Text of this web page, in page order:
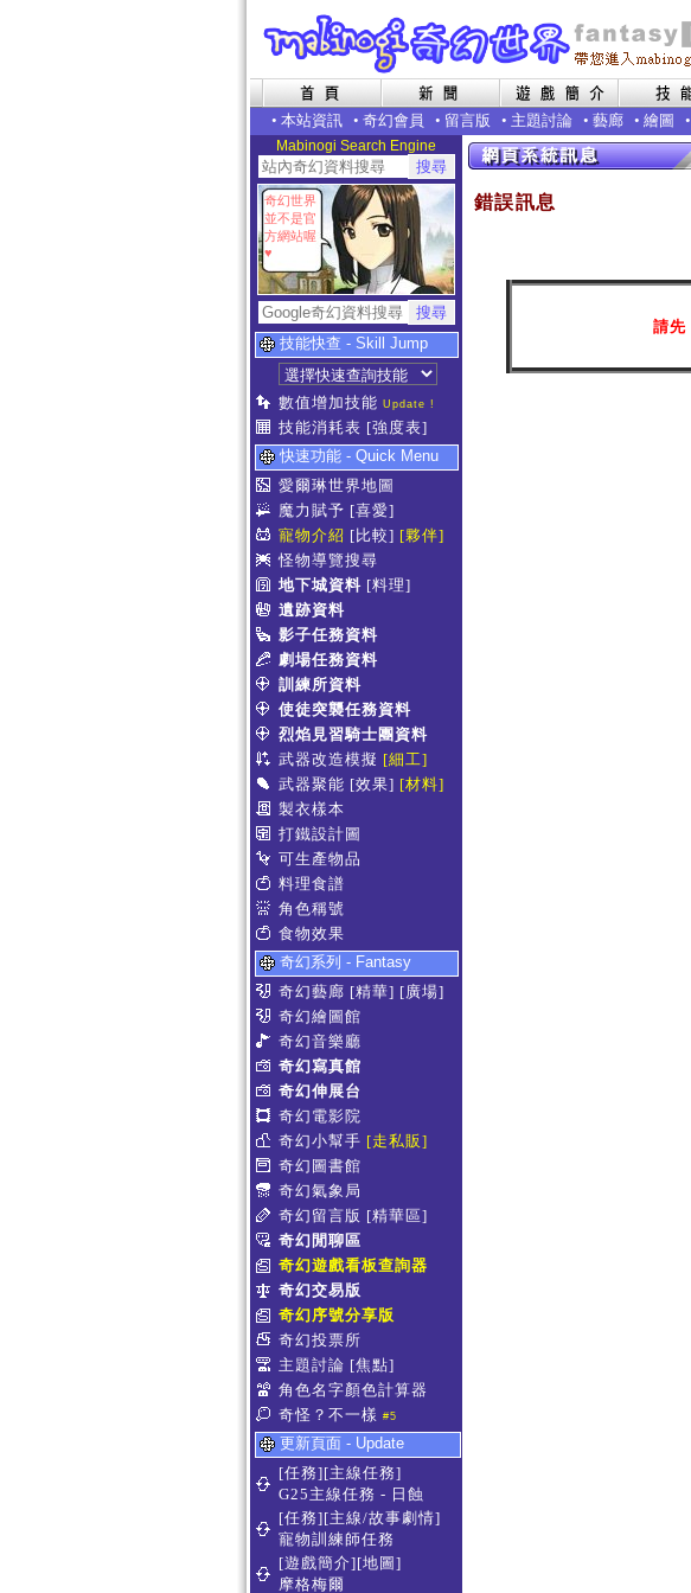
• 本站資訊 • 奇幻會員 • 留言版 • 主題討論 • 藝廊 • 繪圖 •
Mabinogi Search Engine
奇幻世界
並不是官
方網站喔
♥
技能快查 - Skill Jump
數值增加技能 Update !
技能消耗表 [強度表]
快速功能 - Quick Menu
愛爾琳世界地圖
魔力賦予 [喜愛]
寵物介紹 [比較] [夥伴]
怪物導覽搜尋
地下城資料 [料理]
遺跡資料
影子任務資料
劇場任務資料
訓練所資料
使徒突襲任務資料
烈焰見習騎士團資料
武器改造模擬 [細工]
武器聚能 [效果] [材料]
製衣樣本
打鐵設計圖
可生產物品
料理食譜
角色稱號
食物效果
奇幻系列 - Fantasy
奇幻藝廊 [精華] [廣場]
奇幻繪圖館
奇幻音樂廳
奇幻寫真館
奇幻伸展台
奇幻電影院
奇幻小幫手 [走私販]
奇幻圖書館
奇幻氣象局
奇幻留言版 [精華區]
奇幻閒聊區
奇幻遊戲看板查詢器
奇幻交易版
奇幻序號分享版
奇幻投票所
主題討論 [焦點]
角色名字顏色計算器
奇怪？不一樣 #5
更新頁面 - Update
[任務][主線任務]
G25主線任務 - 日蝕
[任務][主線/故事劇情]
寵物訓練師任務
[遊戲簡介][地圖]
摩格梅爾
錯誤訊息
請先